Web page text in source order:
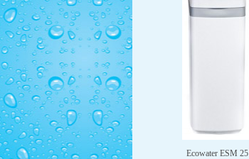
Ecowater ESM 25